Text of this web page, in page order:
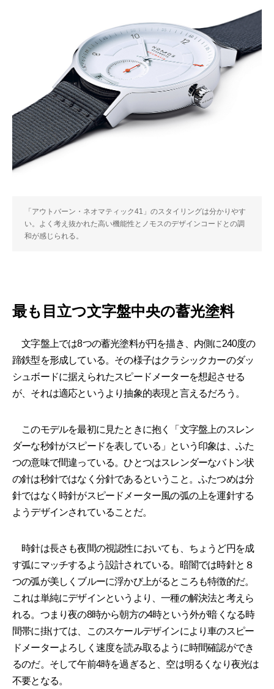
「アウトバーン・ネオマティック41」のスタイリングは分かりやす
い。よく考え抜かれた高い機能性とノモスのデザインコードとの調
和が感じられる。
最も目立つ文字盤中央の蓄光塗料
文字盤上では8つの蓄光塗料が円を描き、内側に240度の
蹄鉄型を形成している。その様子はクラシックカーのダッ
シュボードに据えられたスピードメーターを想起させる
が、それは適応というより抽象的表現と言えるだろう。
このモデルを最初に見たときに抱く「文字盤上のスレン
ダーな秒針がスピードを表している」という印象は、ふた
つの意味で間違っている。ひとつはスレンダーなバトン状
の針は秒針ではなく分針であるということ。ふたつめは分
針ではなく時針がスピードメーター風の弧の上を運針する
ようデザインされていることだ。
時針は長さも夜間の視認性においても、ちょうど円を成
す弧にマッチするよう設計されている。暗闇では時針と８
つの弧が美しくブルーに浮かび上がるところも特徴的だ。
これは単純にデザインというより、一種の解決法と考えら
れる。つまり夜の8時から朝方の4時という外が暗くなる時
間帯に掛けては、このスケールデザインにより車のスピー
ドメーターよろしく速度を読み取るように時間確認ができ
るのだ。そして午前4時を過ぎると、空は明るくなり夜光は
不要となる。